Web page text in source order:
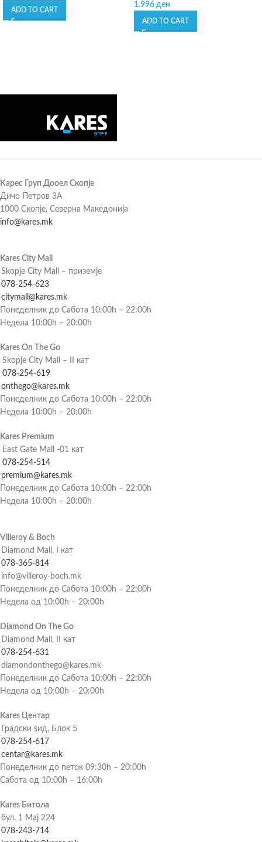
ADD TO CART
1.996 ден
ADD TO CART
Карес Груп Дооел Скопје
Дичо Петров 3А
1000 Скопје, Северна Македонија
info@kares.mk
Kares City Mall
Skopje City Mall – приземје
078-254-623
citymall@kares.mk
Понеделник до Сабота 10:00h – 22:00h
Недела 10:00h – 20:00h
Kares On The Go
Skopje City Mall – II кат
078-254-619
onthego@kares.mk
Понеделник до Сабота 10:00h – 22:00h
Недела 10:00h – 20:00h
Kares Premium
East Gate Mall -01 кат
078-254-514
premium@kares.mk
Понеделник до Сабота 10:00h – 22:00h
Недела 10:00h – 20:00h
Villeroy & Boch
Diamond Mall, I кат
078-365-814
info@villeroy-boch.mk
Понеделник до Сабота 10:00h – 22:00h
Недела од 10:00h – 20:00h
Diamond On The Go
Diamond Mall, II кат
078-254-631
diamondonthego@kares.mk
Понеделник до Сабота 10:00h – 22:00h
Недела од 10:00h – 20:00h
Kares Центар
Градски ѕид, Блок 5
078-254-617
centar@kares.mk
Понеделник до петок 09:30h – 20:00h
Сабота од 10:00h – 16:00h
Kares Битола
бул. 1 Мај 224
078-243-714